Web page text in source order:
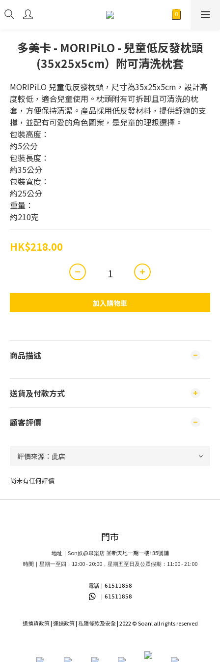
多美卡 - MORIPiLO - 兒童低反發枕頭
(35x25x5cm）附可清洗枕套
MORIPiLO 兒童低反發枕頭，尺寸為35x25x5cm，設計高
度較低，適合兒童使用。枕頭附有可拆卸且可清洗的枕
套，方便保持清潔。產品採用低反發材料，提供舒適的支
撐，並配有可愛的角色圖案，是兒童的理想選擇。
包裝高度：
約5公分
包裝長度：
約35公分
包裝寬度：
約25公分
重量：
約210克
HK$218.00
加入購物車
商品描述
送貨及付款方式
顧客評價
尚未有任何評價
門市
地址｜ Son奴@皐楽店 荃新天地一期一樓135號舖
時間｜ 星期一至四： 12:00 - 20:00，星期五至日及公眾假期： 11:00 - 21:00
電話｜61511858
｜61511858
退換貨政策|運送政策|私隱條款及安全| 2022 © Soanl all rights reserved